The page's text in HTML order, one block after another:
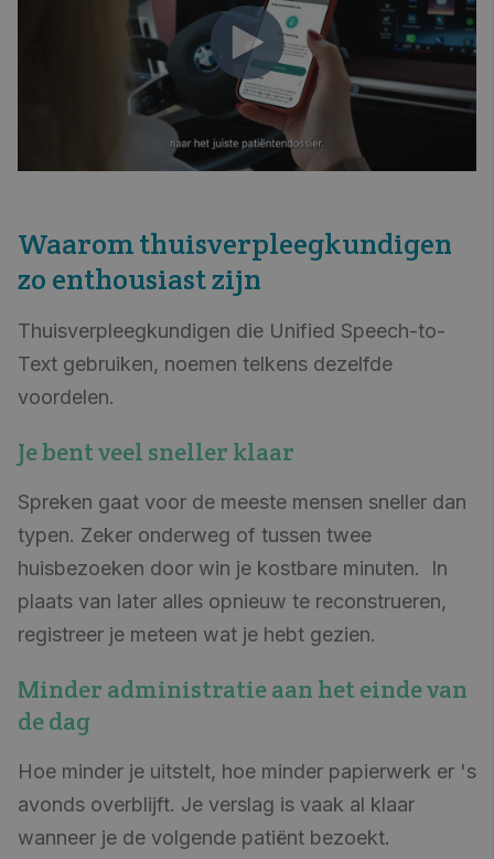
Waarom thuisverpleegkundigen
zo enthousiast zijn
Thuisverpleegkundigen die Unified Speech-to-
Text gebruiken, noemen telkens dezelfde
voordelen.
Je bent veel sneller klaar
Spreken gaat voor de meeste mensen sneller dan
typen. Zeker onderweg of tussen twee
huisbezoeken door win je kostbare minuten. In
plaats van later alles opnieuw te reconstrueren,
registreer je meteen wat je hebt gezien.
Minder administratie aan het einde van
de dag
Hoe minder je uitstelt, hoe minder papierwerk er 's
avonds overblijft. Je verslag is vaak al klaar
wanneer je de volgende patiënt bezoekt.